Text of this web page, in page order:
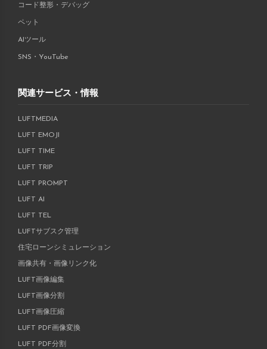
コード整形・デバッグ
ペット
AIツール
SNS・YouTube
関連サービス・情報
LUFTMEDIA
LUFT EMOJI
LUFT TIME
LUFT TRIP
LUFT PROMPT
LUFT AI
LUFT TEL
LUFTサブスク管理
住宅ローンシミュレーション
画像共有・画像リンク化
LUFT画像編集
LUFT画像分割
LUFT画像圧縮
LUFT PDF画像変換
LUFT PDF分割